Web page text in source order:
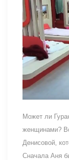
Может ли
женщинами?
Денисовой,
Сначала Аня